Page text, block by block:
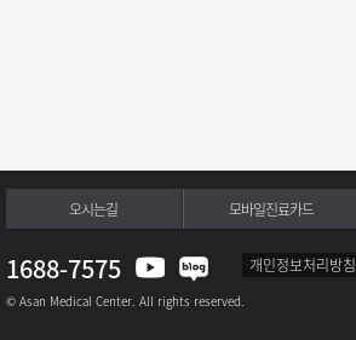
오시는길 모바일진료카드
1688-7575 개인정보처리방침
© Asan Medical Center. All rights reserved.